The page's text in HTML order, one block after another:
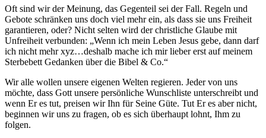
Oft sind wir der Meinung, das Gegenteil sei der Fall. Regeln und
Gebote schränken uns doch viel mehr ein, als dass sie uns Freiheit
garantieren, oder? Nicht selten wird der christliche Glaube mit
Unfreiheit verbunden: „Wenn ich mein Leben Jesus gebe, dann darf
ich nicht mehr xyz…deshalb mache ich mir lieber erst auf meinem
Sterbebett Gedanken über die Bibel & Co.“
Wir alle wollen unsere eigenen Welten regieren. Jeder von uns
möchte, dass Gott unsere persönliche Wunschliste unterschreibt und
wenn Er es tut, preisen wir Ihn für Seine Güte. Tut Er es aber nicht,
beginnen wir uns zu fragen, ob es sich überhaupt lohnt, Ihm zu
folgen.